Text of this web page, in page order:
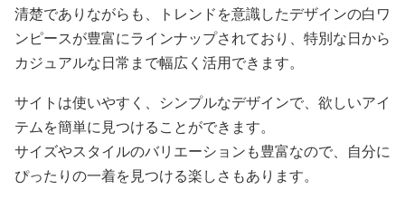
清楚でありながらも、トレンドを意識したデザインの白ワ
ンピースが豊富にラインナップされており、特別な日から
カジュアルな日常まで幅広く活用できます。
サイトは使いやすく、シンプルなデザインで、欲しいアイ
テムを簡単に見つけることができます。
サイズやスタイルのバリエーションも豊富なので、自分に
ぴったりの一着を見つける楽しさもあります。